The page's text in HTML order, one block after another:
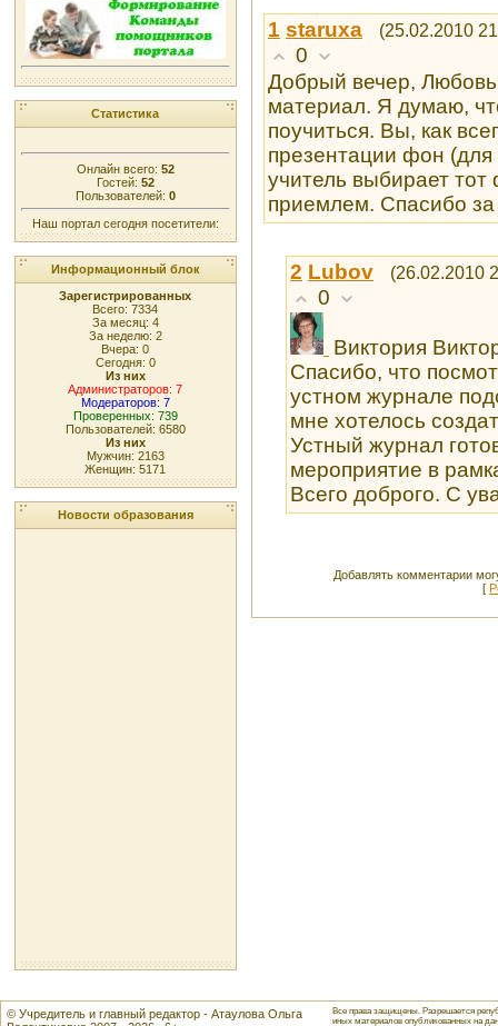
Статистика
Онлайн всего: 52
Гостей: 52
Пользователей: 0
Наш портал сегодня посетители:
Информационный блок
Зарегистрированных
Всего: 7334
За месяц: 4
За неделю: 2
Вчера: 0
Сегодня: 0
Из них
Администраторов: 7
Модераторов: 7
Проверенных: 739
Пользователей: 6580
Из них
Мужчин: 2163
Женщин: 5171
Новости образования
1 staruxa (25.02.2010
0
Добрый вечер,
материал. Я думаю,
поучиться. Вы, как
презентации фон
учитель выбирает
приемлем. Спасибо за
2 Lubоv (26.02.2010
0
Виктория
Спасибо, что
устном журнале
мне хотелось
Устный журнал
мероприятие в
Всего доброго. С
Добавлять комментарии
[
© Учредитель и главный редактор - Атаулова Ольга
Все права защищены. Разрешается
иных материалов опубликованных на